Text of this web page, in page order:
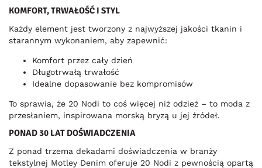
KOMFORT, TRWAŁOŚĆ I STYL
Każdy element jest tworzony z najwyższej jakości tkanin i
starannym wykonaniem, aby zapewnić:
Komfort przez cały dzień
Długotrwałą trwałość
Idealne dopasowanie bez kompromisów
To sprawia, że 20 Nodi to coś więcej niż odzież – to moda z
przesłaniem, inspirowana morską bryzą u jej źródeł.
PONAD 30 LAT DOŚWIADCZENIA
Z ponad trzema dekadami doświadczenia w branży
tekstylnej Motley Denim oferuje 20 Nodi z pewnością opartą